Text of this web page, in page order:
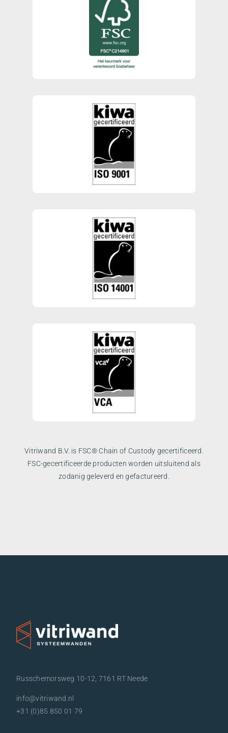
Vitriwand B.V. is FSC® Chain of Custody gecertificeerd.
FSC-gecertificeerde producten worden uitsluitend als
zodanig geleverd en gefactureerd.
Russchemorsweg 10-12, 7161 RT Neede
info@vitriwand.nl
+31 (0)85 850 01 79